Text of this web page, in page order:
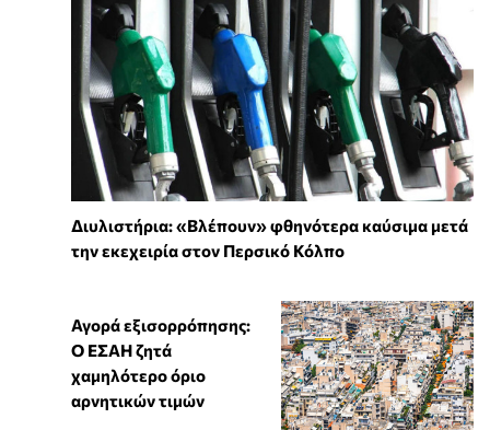
Διυλιστήρια: «Βλέπουν» φθηνότερα καύσιμα μετά
την εκεχειρία στον Περσικό Κόλπο
Αγορά εξισορρόπησης:
Ο ΕΣΑΗ ζητά
χαμηλότερο όριο
αρνητικών τιμών